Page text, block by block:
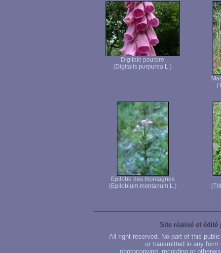
Digitale pourpre
(Digitalis purpurea L.)
Epilobe des montagnes
(Epilobium montanum L.)
Site réalisé et édité
All right reserved. No part of this
or transmitted in any
photocopying, recording or